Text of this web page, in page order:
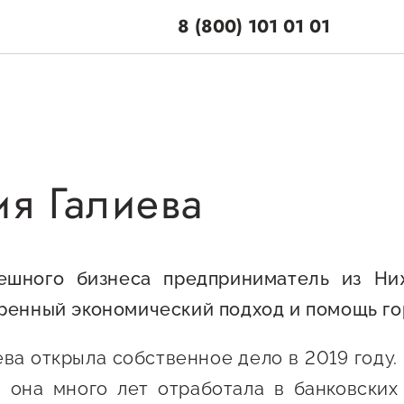
поддержка
поддержка
поддержка
Центры
консультационного
Поддержка центра
Онлайн-витрина
Центр
8 (800) 101 01 01
Галиева
бизнеса предприниматель из
экономический подход и помощь
открыла собственное дело в 2019
она много лет отработала в банковских